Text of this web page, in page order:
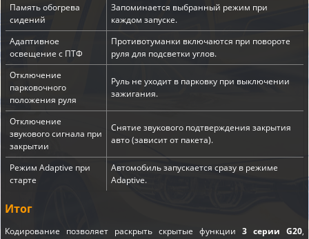
Память обогрева
сидений
Запоминается выбранный режим при
каждом запуске.
Адаптивное
освещение с ПТФ
Противотуманки включаются при повороте
руля для подсветки углов.
Отключение
парковочного
положения руля
Руль не уходит в парковку при выключении
зажигания.
Отключение
звукового сигнала при
закрытии
Снятие звукового подтверждения закрытия
авто (зависит от пакета).
Режим Adaptive при
старте
Автомобиль запускается сразу в режиме
Adaptive.
Итог
Кодирование позволяет раскрыть скрытые функции 3 серии G20,